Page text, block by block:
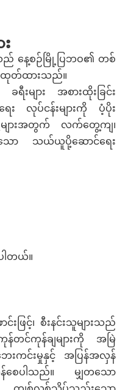
သည် နေ့စဉ်မြို့ပြဘဝ၏ တစ်
ထုတ်ထားသည်။
းများ အစားထိုးခြင်း
လုပ်ငန်းများကို ပံ့ပိုး
ျားအတွက် လက်တွေ့ကျ၊
ာ သယ်ယူပို့ဆောင်ရေး
ါတယ်။
ြင့်၊ စီးနင်းသူများသည်
င်ကုန်ချများကို အမြဲ
းကင်းမှုနှင့် အပြန်အလှန်
ေပါသည်။ မျှတသော